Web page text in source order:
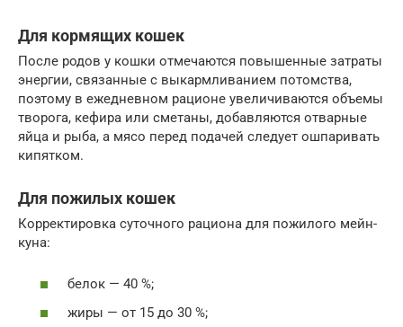
Для кормящих кошек
После родов у кошки отмечаются повышенные затраты
энергии, связанные с выкармливанием потомства,
поэтому в ежедневном рационе увеличиваются объемы
творога, кефира или сметаны, добавляются отварные
яйца и рыба, а мясо перед подачей следует ошпаривать
кипятком.
Для пожилых кошек
Корректировка суточного рациона для пожилого мейн-
куна:
белок — 40 %;
жиры — от 15 до 30 %;